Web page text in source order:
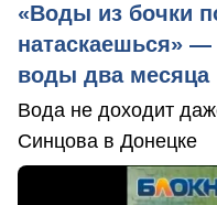
«Воды из бочки
натаскаешься»
воды два месяца
Вода не доходит
Синцова в Донецке